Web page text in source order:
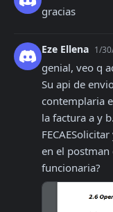
gracias
Eze Ellena 1/
genial, veo q
Su api de
contemplaria
la factura a y
en el postman
funcionaria?